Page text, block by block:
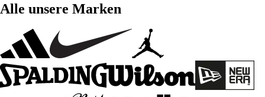
Alle unsere Marken